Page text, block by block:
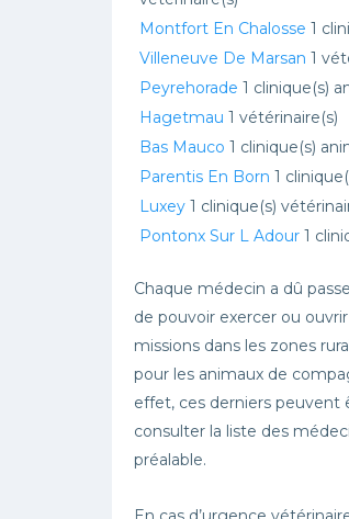
Montfort En Chalosse 1
Villeneuve De Marsan 1
Peyrehorade 1 clinique(s)
Hagetmau 1 vétérinaire(s)
Bas Mauco 1 clinique(s)
Parentis En Born 1
Luxey 1 clinique(s)
Pontonx Sur L Adour 1
Chaque médecin a dû
de pouvoir exercer ou
missions dans les zones
pour les animaux de
effet, ces derniers peuvent
consulter la liste des
préalable.